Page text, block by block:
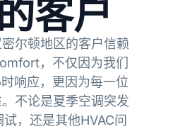
客户
尔顿地区的客户信赖
，不仅因为我们
响应，更因为每一位
不论是夏季空调突发
，还是其他HVAC问